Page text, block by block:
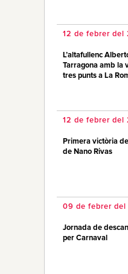
12 de febrer del
L’altafullenc
Tarragona amb la
tres punts a La
12 de febrer del
Primera victòria
de Nano Rivas
09 de febrer del
Jornada de
per Carnaval